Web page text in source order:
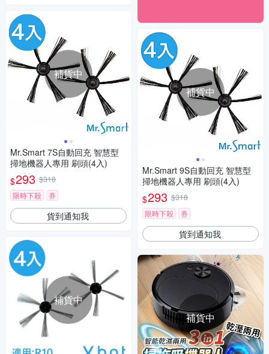
補貨中
Mr.Smart 7S自動回充 智慧型
掃地機器人專用 刷頭(4入)
$293 $318
限時下殺
券
貨到通知我
補貨中
補貨中
Mr.Smart 9S自動回充 智慧型
掃地機器人專用 刷頭(4入)
$293 $318
限時下殺
券
貨到通知我
補貨中